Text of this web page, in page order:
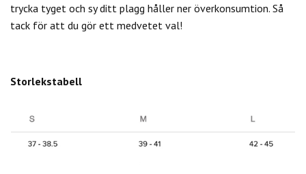
trycka tyget och sy ditt plagg håller ner överkonsumtion. Så
tack för att du gör ett medvetet val!
Storlekstabell